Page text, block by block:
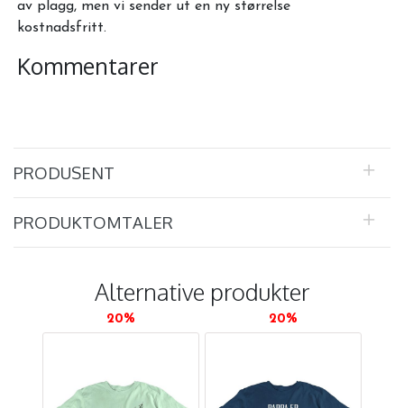
av plagg, men vi sender ut en ny størrelse
kostnadsfritt.
Kommentarer
PRODUSENT
PRODUKTOMTALER
Alternative produkter
20% 20%